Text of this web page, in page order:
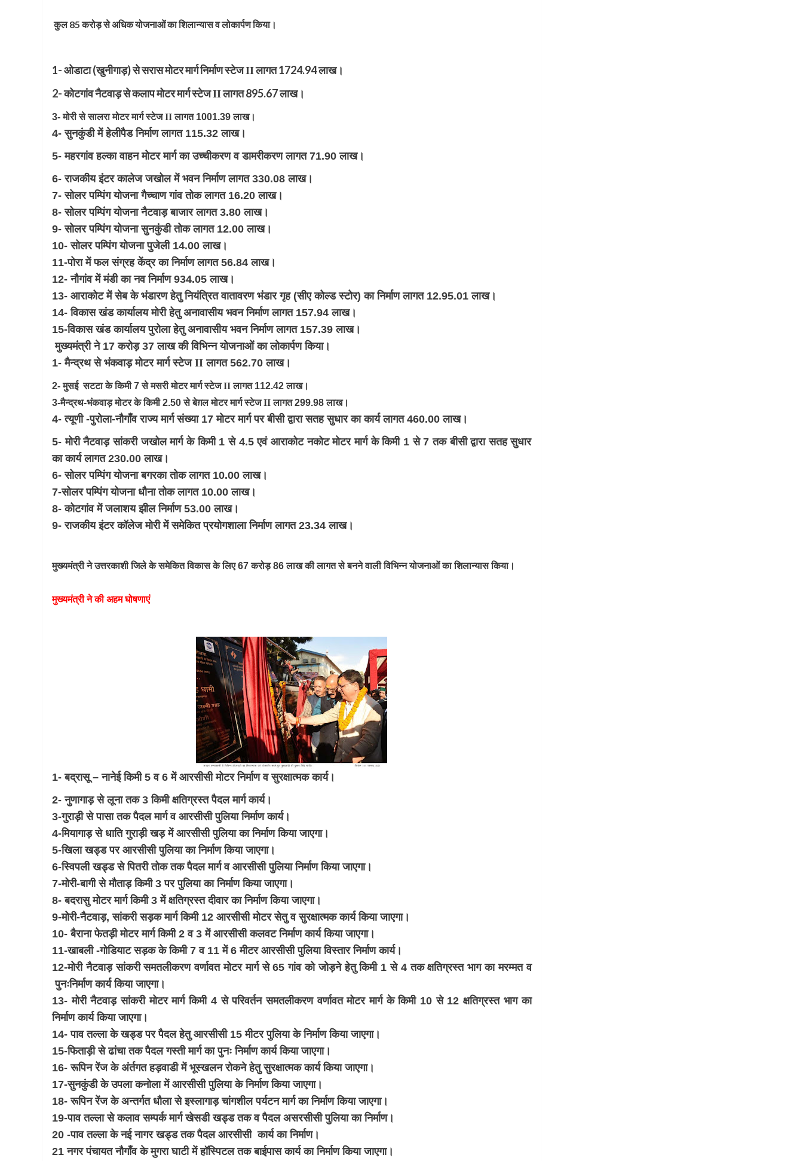
कुल 85 करोड़ से अधिक योजनाओं का शिलान्यास व लोकार्पण किया।
1- ओडाटा (खुनीगाड़) से सरास मोटर मार्ग निर्माण स्टेजIIलागत 1724.94 लाख।
2- कोटगांव नैटवाड़ से कलाप मोटर मार्ग स्टेजIIलागत 895.67 लाख।
3- मोरी से सालरा मोटर मार्ग स्टेजIIलागत 1001.39 लाख।
4- सुनकुंडी में हेलीपैड निर्माण लागत 115.32 लाख।
5- महरगांव हल्का वाहन मोटर मार्ग का उच्चीकरण व डामरीकरण लागत 71.90 लाख।
6- राजकीय इंटर कालेज जखोल में भवन निर्माण लागत 330.08 लाख।
7- सोलर पम्पिंग योजना गैच्चाण गांव तोक लागत 16.20 लाख।
8- सोलर पम्पिंग योजना नैटवाड़ बाजार लागत 3.80 लाख।
9- सोलर पम्पिंग योजना सुनकुंडी तोक लागत 12.00 लाख।
10- सोलर पम्पिंग योजना पुजेली 14.00 लाख।
11-पोरा में फल संग्रह केंद्र का निर्माण लागत 56.84 लाख।
12- नौगांव में मंडी का नव निर्माण 934.05 लाख।
13- आराकोट में सेब के भंडारण हेतु नियंत्रित वातावरण भंडार गृह (सीए कोल्ड स्टोर) का निर्माण लागत 12.95.01 लाख।
14- विकास खंड कार्यालय मोरी हेतु अनावासीय भवन निर्माण लागत 157.94 लाख।
15-विकास खंड कार्यालय पुरोला हेतु अनावासीय भवन निर्माण लागत 157.39 लाख।
मुख्यमंत्री ने 17 करोड़ 37 लाख की विभिन्न योजनाओं का लोकार्पण किया।
1- मैन्द्रथ से भंकवाड़ मोटर मार्ग स्टेज II लागत 562.70 लाख।
2- मुसई सटटा के किमी 7 से मसरी मोटर मार्ग स्टेजIIलागत 112.42 लाख।
3-मैन्द्रथ-भंकवाड़ मोटर के किमी 2.50 से बेग़ल मोटर मार्ग स्टेजIIलागत 299.98 लाख।
4- त्यूणी -पुरोला-नौगाँव राज्य मार्ग संख्या 17 मोटर मार्ग पर बीसी द्वारा सतह सुधार का कार्य लागत 460.00 लाख।
5- मोरी नैटवाड़ सांकरी जखोल मार्ग के किमी 1 से 4.5 एवं आराकोट नकोट मोटर मार्ग के किमी 1 से 7 तक बीसी द्वारा सतह सुधार
का कार्य लागत 230.00 लाख।
6- सोलर पम्पिंग योजना बगरका तोक लागत 10.00 लाख।
7-सोलर पम्पिंग योजना धौना तोक लागत 10.00 लाख।
8- कोटगांव में जलाशय झील निर्माण 53.00 लाख।
9- राजकीय इंटर कॉलेज मोरी में समेकित प्रयोगशाला निर्माण लागत 23.34 लाख।
मुख्यमंत्री ने उत्तरकाशी जिले के समेकित विकास के लिए 67 करोड़ 86 लाख की लागत से बनने वाली विभिन्न योजनाओं का शिलान्यास किया।
मुख्यमंत्री ने की अहम घोषणाएं
1- बद्रासू – नानेई किमी 5 व 6 में आरसीसी मोटर निर्माण व सुरक्षात्मक कार्य।
2- नुणागाड़ से लूना तक 3 किमी क्षतिग्रस्त पैदल मार्ग कार्य।
3-गुराड़ी से पासा तक पैदल मार्ग व आरसीसी पुलिया निर्माण कार्य।
4-मियागाड़ से धाति गुराड़ी खड़ में आरसीसी पुलिया का निर्माण किया जाएगा।
5-खिला खड्ड पर आरसीसी पुलिया का निर्माण किया जाएगा।
6-स्विपली खड्ड से पितरी तोक तक पैदल मार्ग व आरसीसी पुलिया निर्माण किया जाएगा।
7-मोरी-बागी से मौताड़ किमी 3 पर पुलिया का निर्माण किया जाएगा।
8- बदरासु मोटर मार्ग किमी 3 में क्षतिग्रस्त दीवार का निर्माण किया जाएगा।
9-मोरी-नैटवाड़, सांकरी सड़क मार्ग किमी 12 आरसीसी मोटर सेतु व सुरक्षात्मक कार्य किया जाएगा।
10- बैराना फेतड़ी मोटर मार्ग किमी 2 व 3 में आरसीसी कलवट निर्माण कार्य किया जाएगा।
11-खाबली -गोडियाट सड़क के किमी 7 व 11 में 6 मीटर आरसीसी पुलिया विस्तार निर्माण कार्य।
12-मोरी नैटवाड़ सांकरी समतलीकरण वर्णावत मोटर मार्ग से 65 गांव को जोड़ने हेतु किमी 1 से 4 तक क्षतिग्रस्त भाग का मरम्मत व
पुनःनिर्माण कार्य किया जाएगा।
13- मोरी नैटवाड़ सांकरी मोटर मार्ग किमी 4 से परिवर्तन समतलीकरण वर्णावत मोटर मार्ग के किमी 10 से 12 क्षतिग्रस्त भाग का
निर्माण कार्य किया जाएगा।
14- पाव तल्ला के खड्ड पर पैदल हेतु आरसीसी 15 मीटर पुलिया के निर्माण किया जाएगा।
15-फिताड़ी से ढांचा तक पैदल गस्ती मार्ग का पुनः निर्माण कार्य किया जाएगा।
16- रूपिन रेंज के अंर्तगत हड़वाडी में भूस्खलन रोकने हेतु सुरक्षात्मक कार्य किया जाएगा।
17-सुनकुंडी के उपला कनोला में आरसीसी पुलिया के निर्माण किया जाएगा।
18- रूपिन रेंज के अन्तर्गत धौला से इस्लागाड़ चांगशील पर्यटन मार्ग का निर्माण किया जाएगा।
19-पाव तल्ला से कलाव सम्पर्क मार्ग खेसडी खड्ड तक व पैदल असरसीसी पुलिया का निर्माण।
20 -पाव तल्ला के नई नागर खड्ड तक पैदल आरसीसी कार्य का निर्माण।
21 नगर पंचायत नौगाँव के मुगरा घाटी में हॉस्पिटल तक बाईपास कार्य का निर्माण किया जाएगा।